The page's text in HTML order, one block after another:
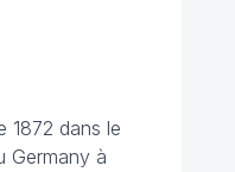
1872 dans le
Germany à